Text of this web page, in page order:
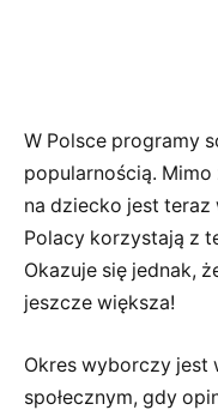
W Polsce programy
popularnością.
na dziecko jest
Polacy korzystają z
Okazuje się jednak,
jeszcze większa!
Okres wyborczy jest
społecznym, gdy